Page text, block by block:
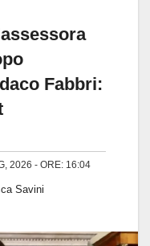
Fabbri:
2026 - ORE: 16:04
Savini